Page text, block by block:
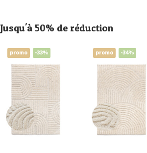
Jusqu'à 50% de réduction
promo -33% promo -34%